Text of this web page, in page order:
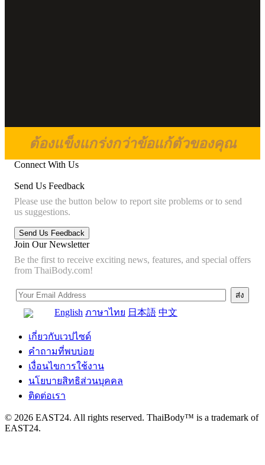
ต้องแข็งแกร่งกว่าข้อแก้ตัวของคุณ
Connect With Us
Send Us Feedback
Please use the button below to report site problems or to send
us suggestions.
Join Our Newsletter
Be the first to receive exciting news, features, and special offers
from ThaiBody.com!
English ภาษาไทย 日本語 中文
เกี่ยวกับเวปไซด์
คำถามที่พบบ่อย
เงื่อนไขการใช้งาน
นโยบายสิทธิส่วนบุคคล
ติดต่อเรา
© 2026 EAST24. All rights reserved. ThaiBody™ is a trademark of
EAST24.